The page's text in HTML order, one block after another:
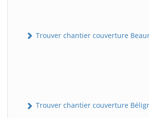
Trouver chantier couverture
Trouver chantier couverture